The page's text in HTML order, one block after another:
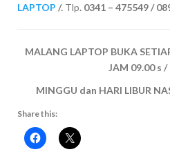
LAPTOP /. Tlp. 0341 – 475549 /
MALANG LAPTOP BUKA
JAM 09.00 s /
MINGGU dan HARI LIBUR
Share this: